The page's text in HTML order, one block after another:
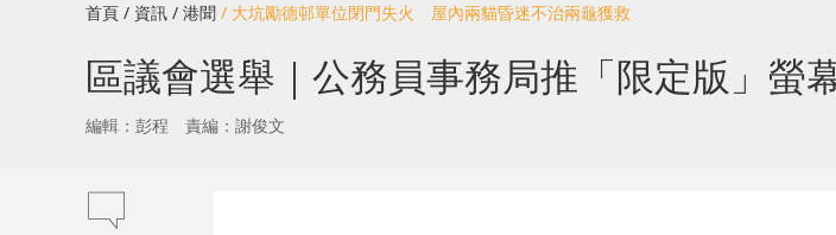
首頁 / 資訊 / 港聞 / 大坑勵德邨單位閉門失火 屋內兩貓昏迷不治兩龜獲救
區議會選舉｜公務員事務局推「限定版」
編輯：彭程 責編：謝俊文